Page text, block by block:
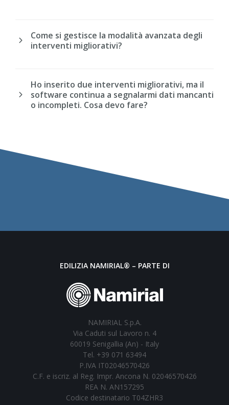
Come si gestisce la modalità avanzata degli
interventi migliorativi?
Ho inserito due interventi migliorativi, ma il
software continua a segnalarmi dati mancanti
o incompleti. Cosa devo fare?
EDILIZIA NAMIRIAL® – PARTE DI
NAMIRIAL S.p.A.
Via Caduti sul Lavoro n. 4
60019 Senigallia (An) - Italy
Tel. +39 071 63494
P.IVA IT02046570426
C.F. e iscriz. al Reg. Impr. Ancona N. 02046570426
REA N. AN157295
Codice destinatario T04ZHR3